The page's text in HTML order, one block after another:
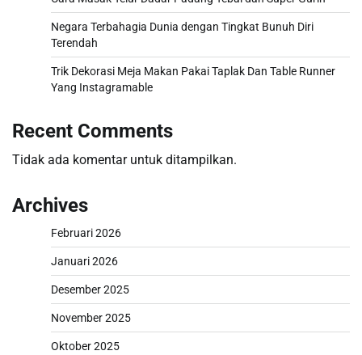
Negara Terbahagia Dunia dengan Tingkat Bunuh Diri
Terendah
Trik Dekorasi Meja Makan Pakai Taplak Dan Table Runner
Yang Instagramable
Recent Comments
Tidak ada komentar untuk ditampilkan.
Archives
Februari 2026
Januari 2026
Desember 2025
November 2025
Oktober 2025